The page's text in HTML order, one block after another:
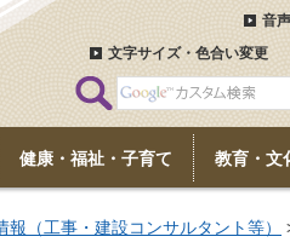
音
文字サイズ・色合い変更
健康・福祉・子育て 教育・文
報（工事・建設コンサルタント等）